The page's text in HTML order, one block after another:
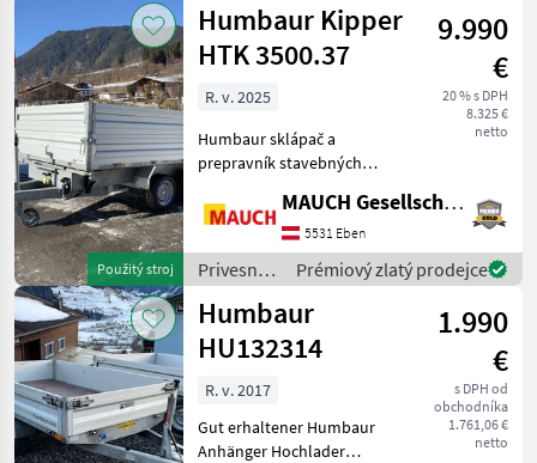
Použitý stroj
Humbaur Kipper
HTK 3500.37
9.990
€
20 % s DPH
8.325 €
netto
R. v. 2025
Humbaur sklápač a
prepravník stavebných
skrinkami na náradie a 2.
sadou bočných stien 350
mm, priestorom pre
nájazdovú rampu, 8
upevňovacími
MAUCH Gesellschaft m.b.H. & Co.KG, Eben
5531 Eben
Privesné
vozíky /
Humbaur
Prémiový zlatý prodejce
Humbaur
HU132314
1.990
€
s DPH od
obchodníka
1.761,06 €
netto
R. v. 2017
Gut erhaltener Humbaur
Anhänger Hochlader